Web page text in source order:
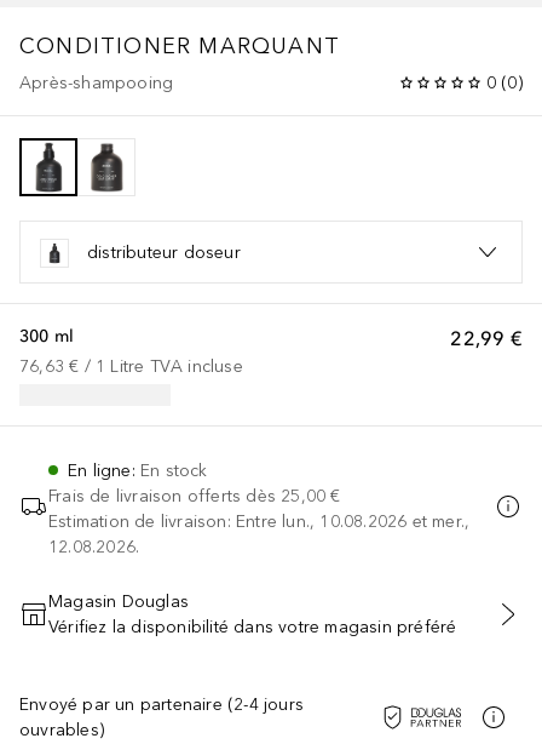
CONDITIONER MARQUANT
Après-shampooing 0 (0)
distributeur doseur
22,99 €
300 ml
76,63 € / 1 Litre TVA incluse
En ligne: En stock
Frais de livraison offerts dès 25,00 €
Estimation de livraison: Entre lun., 10.08.2026 et mer.,
12.08.2026.
AJOUTER AU PANIER
Magasin Douglas
Vérifiez la disponibilité dans votre magasin préféré
Envoyé par un partenaire (2-4 jours
ouvrables)